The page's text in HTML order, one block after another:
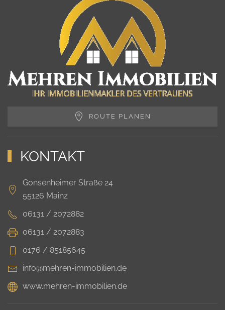
ROUTE PLANEN
KONTAKT
Gonsenheimer Straße 24
55126 Mainz
06131 / 2072882
06131 / 2072883
0176 / 85185645
info@mehren-immobilien.de
www.mehren-immobilien.de